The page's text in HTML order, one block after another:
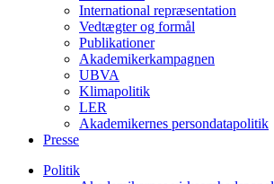
International repræsentation
Vedtægter og formål
Publikationer
Akademikerkampagnen
UBVA
Klimapolitik
LER
Akademikernes persondatapolitik
Presse
Politik